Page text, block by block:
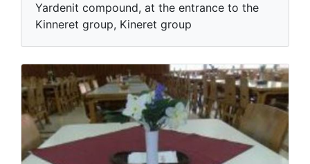
Yardenit compound, at the entrance to the
Kinneret group, Kineret group